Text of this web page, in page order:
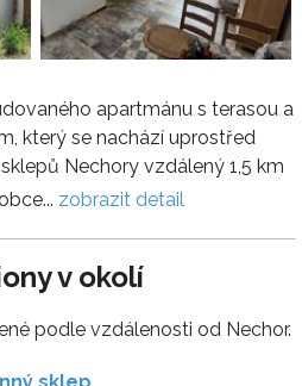
apartmánu s terasou a
který se nachází uprostřed
Nechory vzdálený 1,5 km
zobrazit detail
v okolí
podle vzdálenosti od Nechor.